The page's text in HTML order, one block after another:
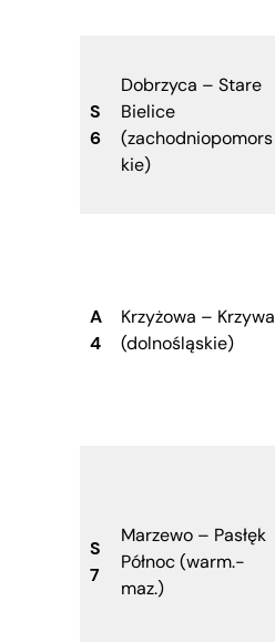
S
6
Dobrzyca – Stare
Bielice
(zachodniopomors
kie)
A
4
Krzyżowa – Krzywa
(dolnośląskie)
S
7
Marzewo – Pasłęk
Północ (warm.-
maz.)